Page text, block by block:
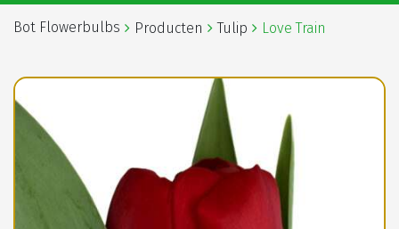
Bot Flowerbulbs Producten Tulip Love Train